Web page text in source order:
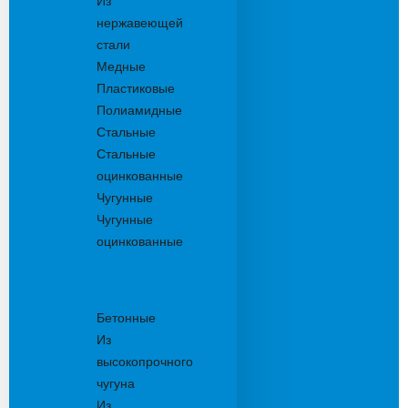
нержавеющей
стали
Медные
Пластиковые
Полиамидные
Стальные
Стальные
оцинкованные
Чугунные
Чугунные
оцинкованные
Бетонные
Из
высокопрочного
чугуна